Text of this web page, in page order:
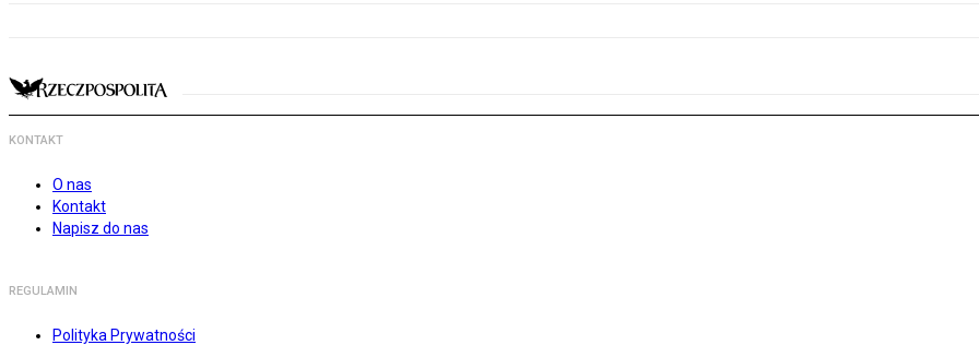
KONTAKT
O nas
Kontakt
Napisz do nas
REGULAMIN
Polityka Prywatności